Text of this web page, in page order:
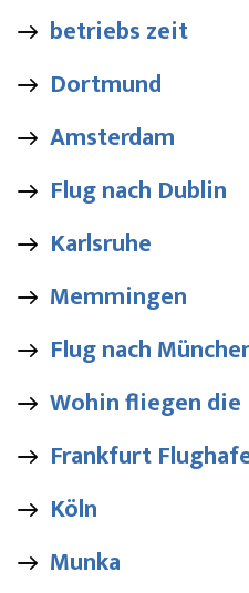
betriebs zeit
Dortmund
Amsterdam
Flug nach Dublin
Karlsruhe
Memmingen
Flug nach
Wohin fliegen die
Frankfurt
Köln
Munka